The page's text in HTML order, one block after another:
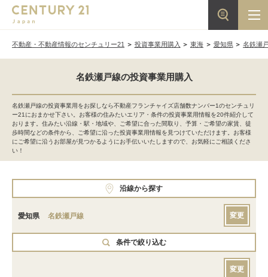
不動産・不動産情報のセンチュリー21 投資事業用購入 東海 愛知県 名鉄瀬
名鉄瀬戸線の投資事業用購入
名鉄瀬戸線の投資事業用をお探しなら不動産フランチャイズ店舗数ナンバー1のセンチュリ
ー21におまかせ下さい。お客様の住みたいエリア・条件の投資事業用情報を20件紹介して
おります。住みたい沿線・駅・地域や、ご希望に合った間取り、予算・ご希望の家賃、徒
歩時間などの条件から、ご希望に沿った投資事業用情報を見つけていただけます。お客様
にご希望に沿うお部屋が見つかるようにお手伝いいたしますので、お気軽にご相談くださ
い！
沿線から探す
愛知県 名鉄瀬戸線 変更
条件で絞り込む
変更